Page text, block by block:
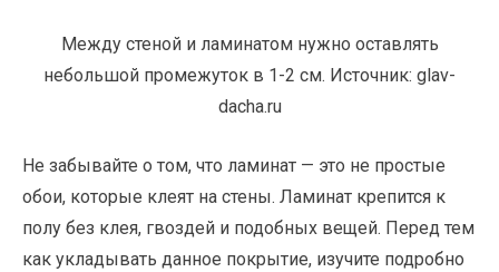
Между стеной и ламинатом нужно оставлять
небольшой промежуток в 1-2 см. Источник: glav-
dacha.ru
Не забывайте о том, что ламинат — это не простые
обои, которые клеят на стены. Ламинат крепится к
полу без клея, гвоздей и подобных вещей. Перед тем
как укладывать данное покрытие, изучите подробно